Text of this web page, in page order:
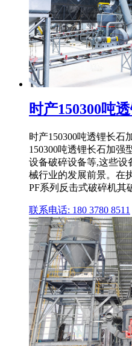
时产150300吨
时产150300吨透锂长石
150300吨透锂长石加强
设备破碎设备等,这些设
械行业的发展前景。在
PF系列反击式破碎机其
联系电话: 180 3780 8511